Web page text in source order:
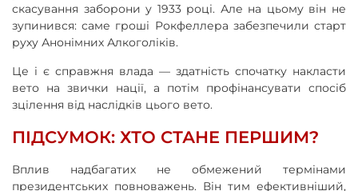
скасування заборони у 1933 році. Але на цьому він не
зупинився: саме гроші Рокфеллера забезпечили старт
руху Анонімних Алкоголіків.
Це і є справжня влада — здатність спочатку накласти
вето на звички нації, а потім профінансувати спосіб
зцілення від наслідків цього вето.
ПІДСУМОК: ХТО СТАНЕ ПЕРШИМ?
Вплив надбагатих не обмежений термінами
президентських повноважень. Він тим ефективніший,